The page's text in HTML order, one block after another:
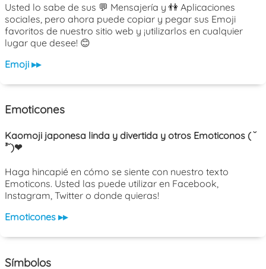
Usted lo sabe de sus 💬 Mensajería y 👫 Aplicaciones
sociales, pero ahora puede copiar y pegar sus Emoji
favoritos de nuestro sitio web y ¡utilizarlos en cualquier
lugar que desee! 😊
Emoji ▸▸
Emoticones
Kaomoji japonesa linda y divertida y otros Emoticonos ( ˘
³˘)❤
Haga hincapié en cómo se siente con nuestro texto
Emoticons. Usted las puede utilizar en Facebook,
Instagram, Twitter o donde quieras!
Emoticones ▸▸
Símbolos